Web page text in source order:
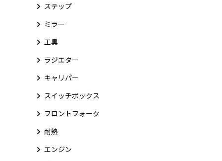
ステップ
ミラー
工具
ラジエター
キャリパー
スイッチボックス
フロントフォーク
耐熱
エンジン